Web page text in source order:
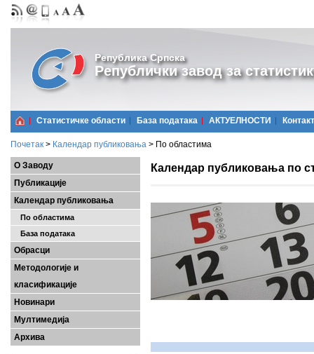
Република Српска
Републички завод за
Статистичке области Базa података АКТУЕЛНОСТИ Контакт
Почетак > Календар публиковања > По областима
О Заводу
Публикације
Календар публиковања
По областима
База података
Обрасци
Методологије и
класификације
Новинари
Мултимедија
Архива
Календар публиковања по